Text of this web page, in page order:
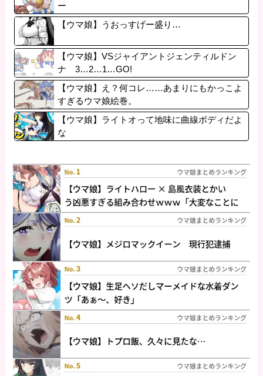
ー
【ウマ娘】うおっすげー盛り…
【ウマ娘】VSジャイアントジェンティルドン
ナ 3…2…1…GO!
【ウマ娘】え？何コレ……あまりにもかっこよ
すぎるウマ娘絵巻。
【ウマ娘】ライトオって地味に曲線ボディだよ
な